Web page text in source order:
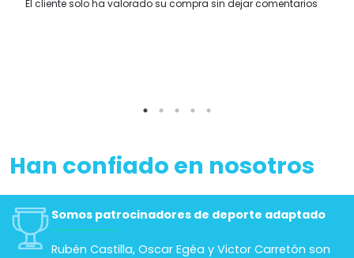
El cliente solo ha valorado su compra sin dejar comentarios
Han confiado en nosotros
Somos patrocinadores de deporte adaptado
Rubén Castilla, Oscar Egéa y Victor Carretón son